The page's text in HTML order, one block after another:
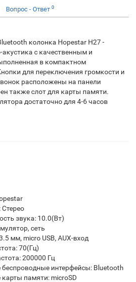
Вопрос - Ответ 0
колонка Hopestar H27 -
с качественным и
в компактном
для переключения громкости и
расположены на панели
также слот для карты памяти.
достаточно для 4-6 часов
звука: 10.0(Вт)
сеть
мм, micro USB, AUX-вход
70(Гц)
200000 Гц
интерфейсы: Bluetooth
памяти: microSD